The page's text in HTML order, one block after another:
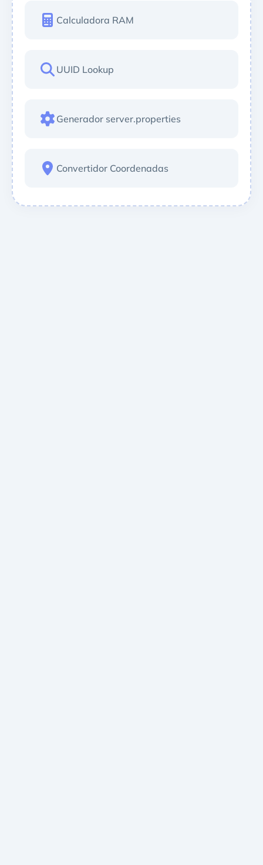
Calculadora RAM
UUID Lookup
Generador server.properties
Convertidor Coordenadas